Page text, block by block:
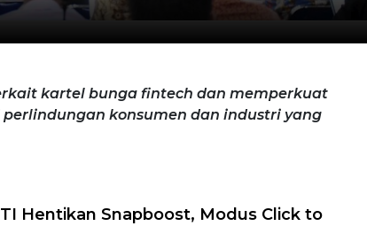
kartel bunga fintech dan memperkuat
konsumen dan industri yang
Hentikan Snapboost, Modus Click to